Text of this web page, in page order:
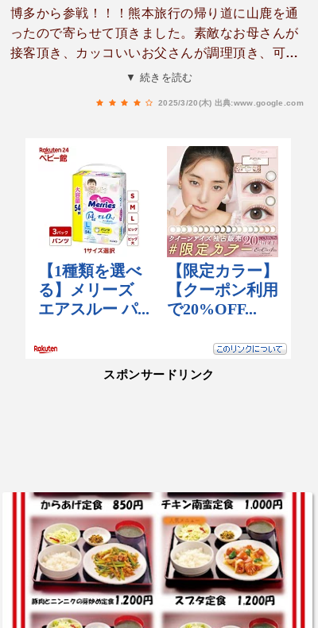
博多から参戦！！！熊本旅行の帰り道に山鹿を通
ったので寄らせて頂きました。素敵なお母さんが
接客頂き、カッコいいお父さんが調理頂き、可愛
いお姉さんが配膳と持ってきてくれました！案外
モン！！！隠れくまモン発見しました！美味しか
ったです、ごちそうさまでした。
▼ 続きを読む
2025/3/20(木) 出典:www.google.com
スポンサードリンク